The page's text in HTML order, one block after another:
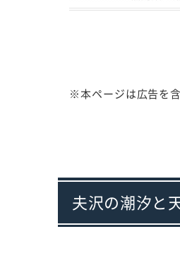
※本ページは広告を
夫沢の潮汐と